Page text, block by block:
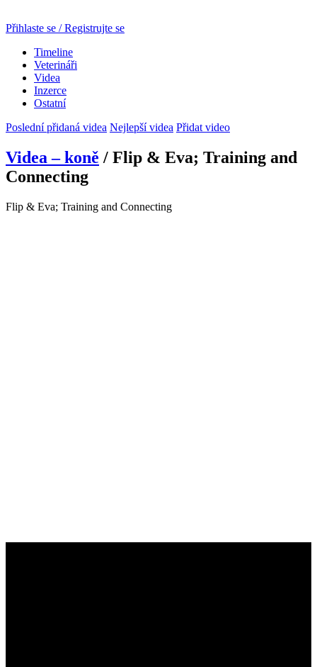
Přihlaste se / Registrujte se
Timeline
Veterináři
Videa
Inzerce
Ostatní
Poslední přidaná videa Nejlepší videa Přidat video
Videa – koně / Flip & Eva; Training and
Connecting
Flip & Eva; Training and Connecting